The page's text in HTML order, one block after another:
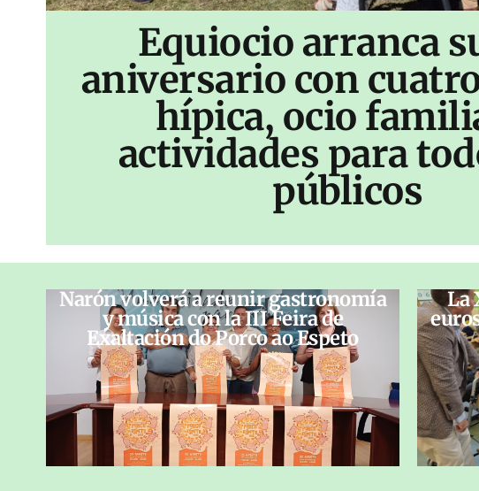
Equiocio arranca
aniversario con
hípica, ocio
actividades para
públicos
Narón volverá a reunir gastronomía
y música con la III Feira de
Exaltación do Porco ao Espeto
La